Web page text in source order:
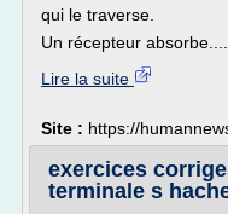
qui le traverse.
Un récepteur absorbe....
Lire la suite
Site : https://
exercices
terminale s